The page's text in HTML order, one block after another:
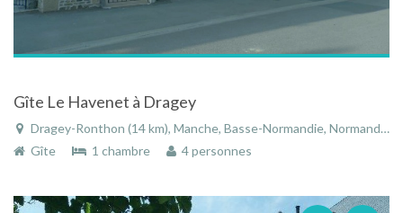
Gîte Le Havenet à Dragey
Dragey-Ronthon (14 km), Manche, Basse-Normandie, Normandie, France
Gîte
1 chambre 4 personnes